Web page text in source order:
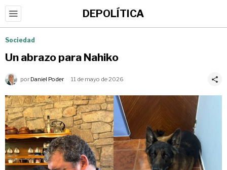
DEPOLÍTICA
Sociedad
Un abrazo para Nahiko
por Daniel Poder 11 de mayo de 2026